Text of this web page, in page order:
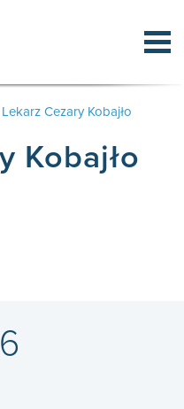
Lekarz Cezary Kobajło
Kobajło